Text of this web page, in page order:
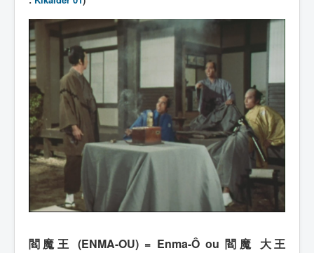
閻魔王 (ENMA-OU) = Enma-Ô ou 閻魔 大王